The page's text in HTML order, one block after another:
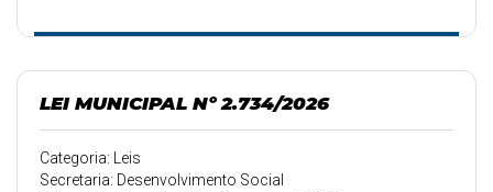
LEI MUNICIPAL Nº 2.734/2026
Categoria: Leis
Secretaria: Desenvolvimento Social